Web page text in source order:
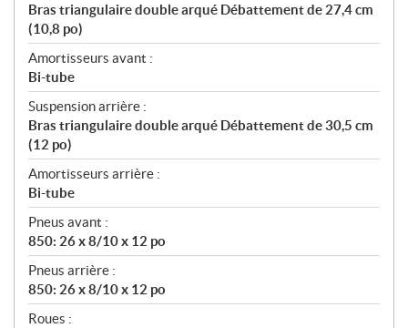
Bras triangulaire double arqué Débattement de 27,4 cm
(10,8 po)
Amortisseurs avant :
Bi-tube
Suspension arrière :
Bras triangulaire double arqué Débattement de 30,5 cm
(12 po)
Amortisseurs arrière :
Bi-tube
Pneus avant :
850: 26 x 8/10 x 12 po
Pneus arrière :
850: 26 x 8/10 x 12 po
Roues :